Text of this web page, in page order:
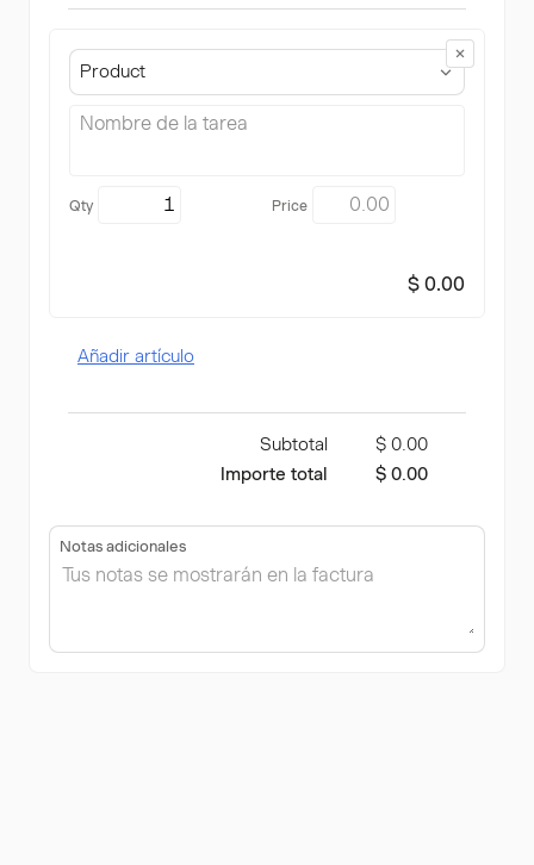
Product
$ 0.00
Añadir artículo
Subtotal
$ 0.00
Importe total
$ 0.00
Notas adicionales